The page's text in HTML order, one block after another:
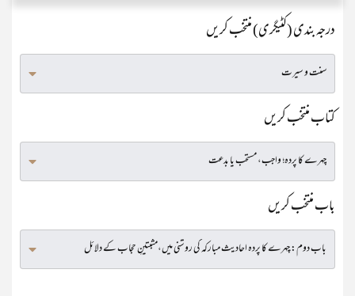
درجہ بندی (کٹیگری) منتخب کریں
کتاب منتخب کریں
باب منتخب کریں